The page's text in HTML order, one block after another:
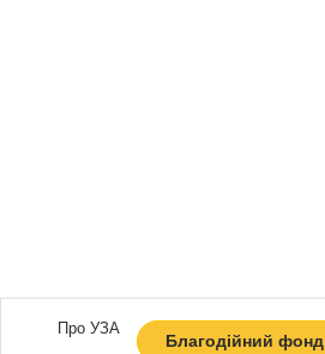
Про УЗА
Благодійний фонд